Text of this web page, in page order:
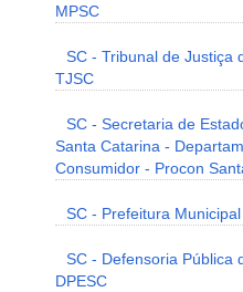
MPSC
SC - Tribunal de Justiça
TJSC
SC - Secretaria de
Santa Catarina -
Consumidor - Procon
SC - Prefeitura
SC - Defensoria Pública
DPESC